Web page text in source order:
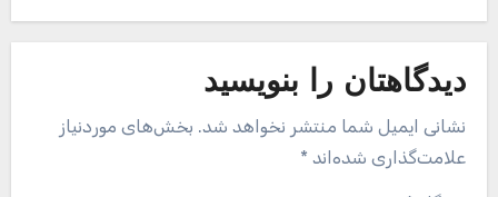
دیدگاهتان را بنویسید
نشانی ایمیل شما منتشر نخواهد شد. بخش‌های موردنیاز
علامت‌گذاری شده‌اند *